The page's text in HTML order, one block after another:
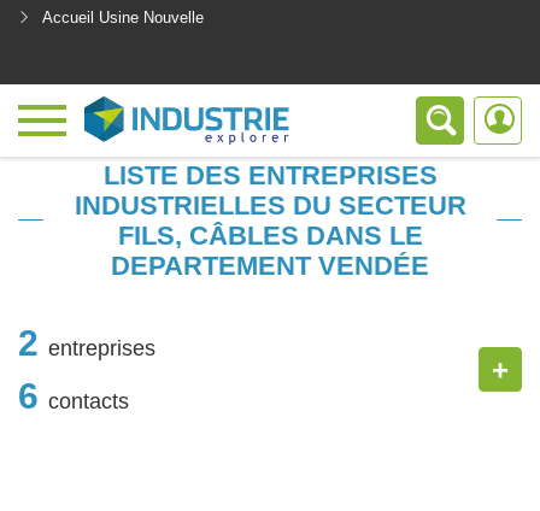
Accueil Usine Nouvelle
LISTE DES ENTREPRISES
INDUSTRIELLES DU SECTEUR
FILS, CÂBLES DANS LE
DEPARTEMENT VENDÉE
2 entreprises
6 contacts
+